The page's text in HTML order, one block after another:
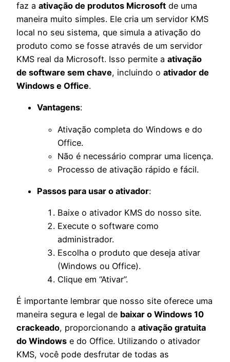
faz a ativação de produtos Microsoft de uma
maneira muito simples. Ele cria um servidor KMS
local no seu sistema, que simula a ativação do
produto como se fosse através de um servidor
KMS real da Microsoft. Isso permite a ativação
de software sem chave, incluindo o ativador de
Windows e Office.
Vantagens:
Ativação completa do Windows e do
Office.
Não é necessário comprar uma licença.
Processo de ativação rápido e fácil.
Passos para usar o ativador:
Baixe o ativador KMS do nosso site.
Execute o software como
administrador.
Escolha o produto que deseja ativar
(Windows ou Office).
Clique em “Ativar”.
É importante lembrar que nosso site oferece uma
maneira segura e legal de baixar o Windows 10
crackeado, proporcionando a ativação gratuita
do Windows e do Office. Utilizando o ativador
KMS, você pode desfrutar de todas as